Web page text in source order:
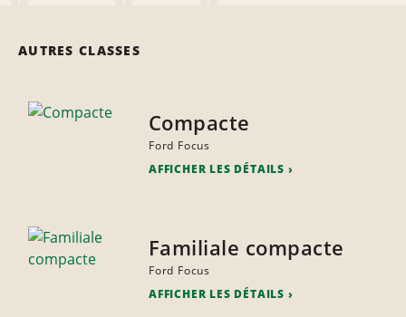
AUTRES CLASSES
Compacte
Ford Focus
AFFICHER LES DÉTAILS
Familiale compacte
Ford Focus
AFFICHER LES DÉTAILS